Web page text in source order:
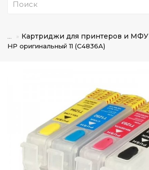
Картриджи для принтеров и МФУ
HP оригинальный 11 (C4836A)